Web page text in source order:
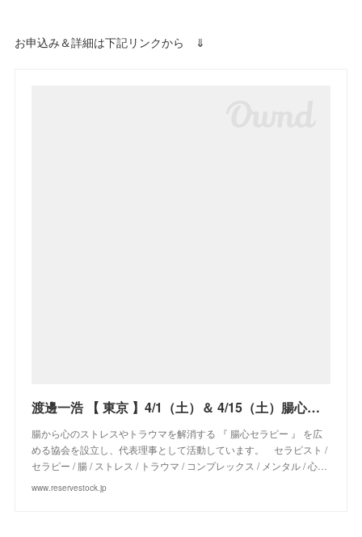
お申込み＆詳細は下記リンクから ⇓
渡邊一浩 【 東京 】4/1（土）＆ 4/15（土）腸心セラピスト養成コース ≪2日間コース≫
腸から心のストレスやトラウマを解消する 『 腸心セラピー 』 を広
める協会を設立し、代表理事として活動しています。 セラピスト /
セラピー / 腸 / ストレス / トラウマ / コンプレックス / メンタル / 心…
www.reservestock.jp